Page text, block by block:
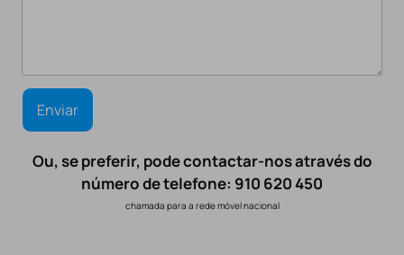
Ou, se preferir, pode contactar-nos através do
número de telefone: 910 620 450
chamada para a rede móvel nacional